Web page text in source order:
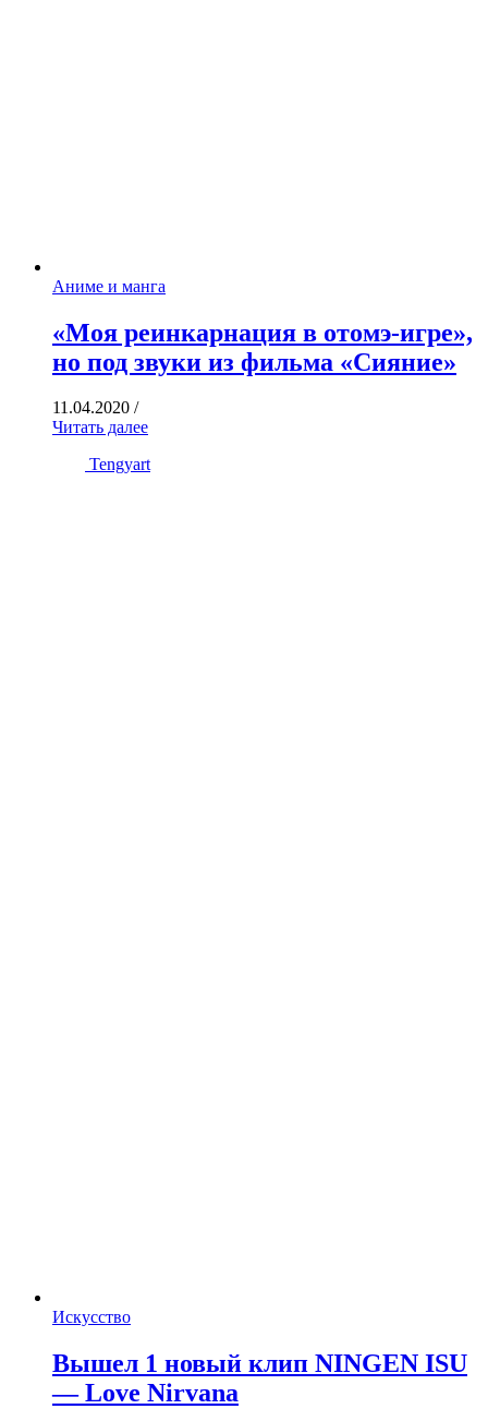
Аниме и манга
«Моя реинкарнация в отомэ-игре»,
но под звуки из фильма «Сияние»
11.04.2020 /
Читать далее
Tengyart
Искусство
Вышел 1 новый клип NINGEN ISU
— Love Nirvana